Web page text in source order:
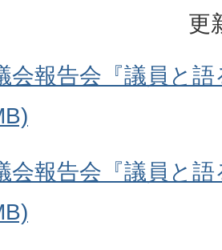
更
会報告会『議員と
会報告会『議員と